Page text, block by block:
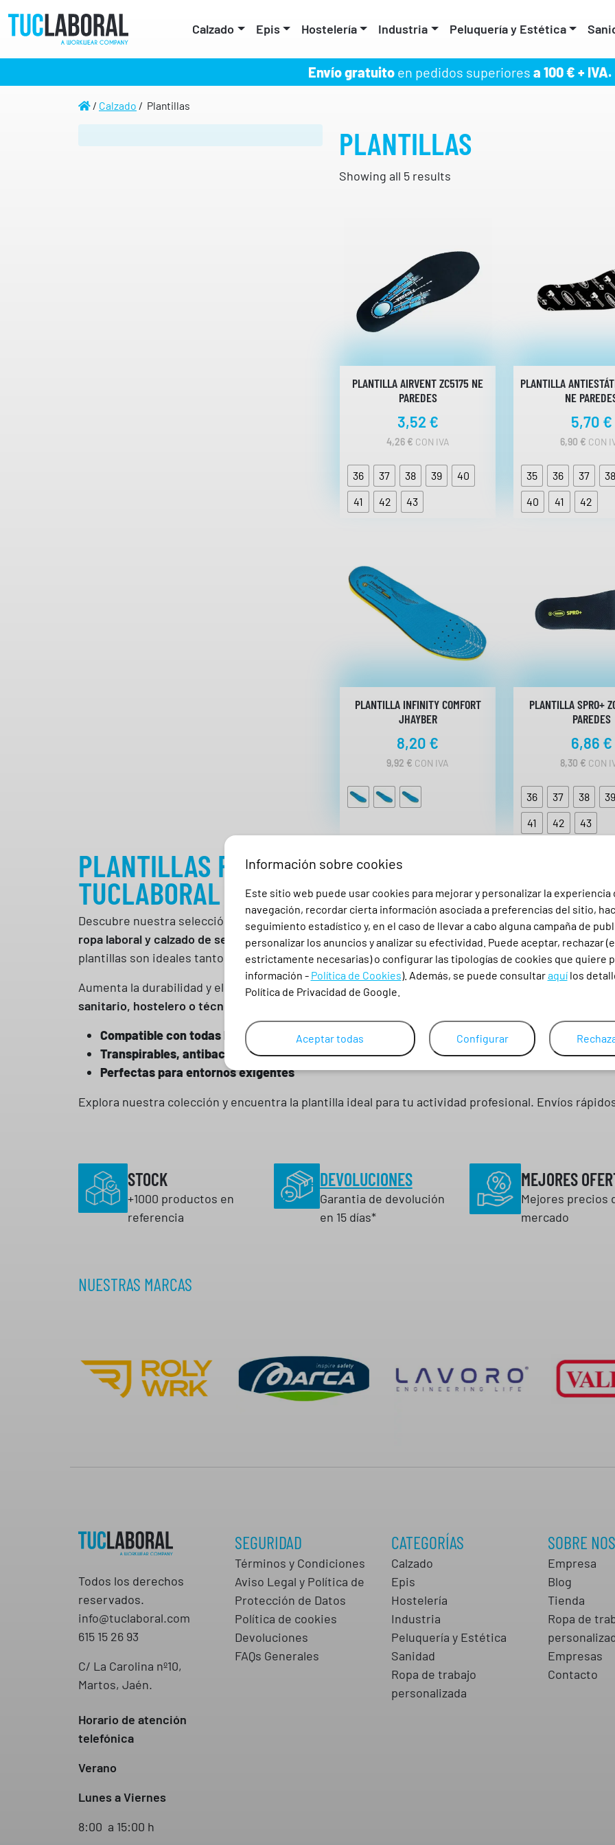
Calzado Epis Hostelería Industria Peluquería y Estética
Envío gratuito en pedidos superiores a 100 € + IVA.
/ Calzado / Plantillas
PLANTILLAS
Showing all 5 results
PLANTILLA AIRVENT ZC5175 NE
PAREDES
3,52 €
4,26 € CON IVA
36 37 38 39
40
41
42 43
PLANTILLA
NE
5,70 €
6,90 € CON
35 36 37 38
40
41 42
PLANTILLA INFINITY COMFORT
JHAYBER
8,20 €
9,92 € CON IVA
PLANTILLA SPRO+
PAREDES
6,86 €
8,30 € CON
36 37 38 39
41
42 43
PLANTILLAS PARA CALZADO DE SEGURIDAD Y
TUCLABORAL
Descubre nuestra selección de plantillas ergonómicas y confortables para todo tipo de calzado en
ropa laboral y calzado de seguridad. Diseñadas para ofrecermáxima comodidad,absorción de
plantillas son ideales tanto para el uso profesional como para el día a día.
Aumenta la durabilidad y el confort de tu calzado de seguridad con plantillas que se adaptan a
sanitario, hostelero o técnico
Compatible con todas las marcas.
Transpirables, antibacterianas y antideslizantes
Perfectas para entornos exigentes
Explora nuestra colección y encuentra la plantilla ideal para tu actividad profesional. Envíos
STOCK
+1000 productos en
referencia
DEVOLUCIONES
Garantia de devolución
en 15 días*
MEJORES
Mejores precios
mercado
NUESTRAS MARCAS
Todos los derechos
reservados.
info@tuclaboral.com
615 15 26 93
C/ La Carolina nº10,
Martos, Jaén.
Horario de atención
telefónica
Verano
Lunes a Viernes
8:00 a 15:00 h
SEGURIDAD
Términos y Condiciones
Aviso Legal y Política de
Protección de Datos
Política de cookies
Devoluciones
FAQs Generales
CATEGORÍAS
Calzado
Epis
Hostelería
Industria
Peluquería y Estética
Sanidad
Ropa de trabajo
personalizada
SOBRE
Empresa
Blog
Tienda
Ropa de
Empresas
Contacto
Información sobre cookies
Este sitio web puede usar cookies para mejorar y personalizar la experiencia
navegación, recordar cierta información asociada a preferencias del sitio,
seguimiento estadístico y, en el caso de llevar a cabo alguna campaña de
personalizar los anuncios y analizar su efectividad. Puede aceptar, rechazar
estrictamente necesarias) o configurar las tipologías de cookies que quiere
información - Política de Cookies). Además, se puede consultaraquílos
Política de Privacidad de Google.
Aceptar todas Configurar